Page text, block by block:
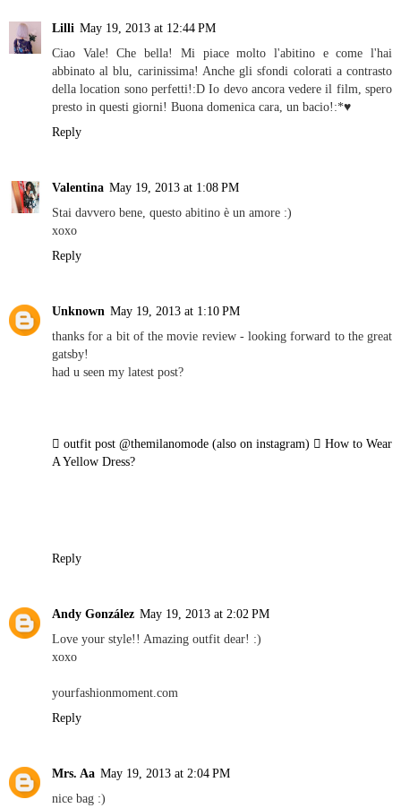
Lilli May 19, 2013 at 12:44 PM
Ciao Vale! Che bella! Mi piace molto l'abitino e come l'hai
abbinato al blu, carinissima! Anche gli sfondi colorati a contrasto
della location sono perfetti!:D Io devo ancora vedere il film, spero
presto in questi giorni! Buona domenica cara, un bacio!:*♥
Reply
Valentina May 19, 2013 at 1:08 PM
Stai davvero bene, questo abitino è un amore :)
xoxo
Reply
Unknown May 19, 2013 at 1:10 PM
thanks for a bit of the movie review - looking forward to the great
gatsby!
had u seen my latest post?
 outfit post @themilanomode (also on instagram)  How to Wear
A Yellow Dress?
Reply
Andy González May 19, 2013 at 2:02 PM
Love your style!! Amazing outfit dear! :)
xoxo
yourfashionmoment.com
Reply
Mrs. Aa May 19, 2013 at 2:04 PM
nice bag :)